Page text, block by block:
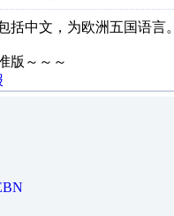
括中文，为欧洲五国语言。
版～～～